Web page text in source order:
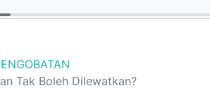
Tak Boleh Dilewatkan?